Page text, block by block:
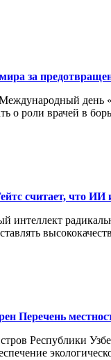
за
Международный день
о роли врачей в
считает, что ИИ
интеллект
Перечень
Республики